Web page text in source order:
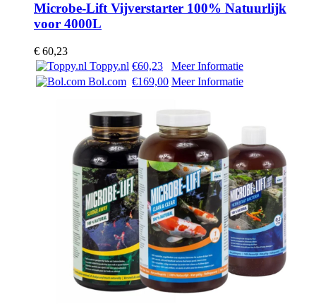
Microbe-Lift Vijverstarter 100% Natuurlijk
voor 4000L
€ 60,23
Toppy.nl €60,23
Meer Informatie
Bol.com €169,00 Meer Informatie